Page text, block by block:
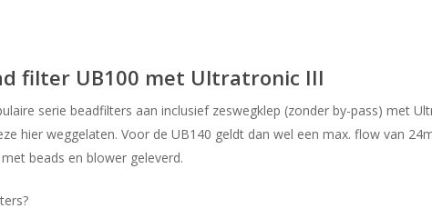
filter UB100 met Ultratronic III
serie beadfilters aan inclusief zeswegklep (zonder by-pass) met
hier weggelaten. Voor de UB140 geldt dan wel een max. flow van
beads en blower geleverd.